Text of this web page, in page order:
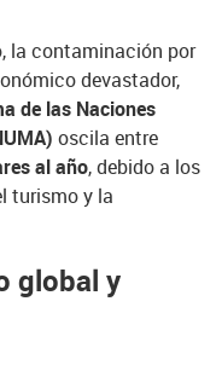
la contaminación por
devastador,
de las Naciones
oscila entre
al año, debido a los
turismo y la
global y